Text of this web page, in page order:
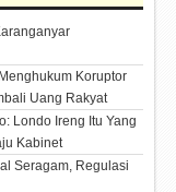
Koruptor
Uang Rakyat
Londo Ireng Itu Yang
Kabinet
Seragam, Regulasi